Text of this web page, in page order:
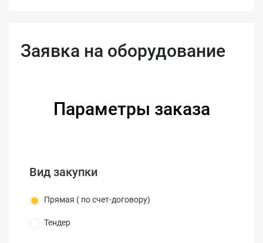
Заявка на оборудование
Параметры заказа
Вид закупки
Прямая ( по счет-договору)
Тендер